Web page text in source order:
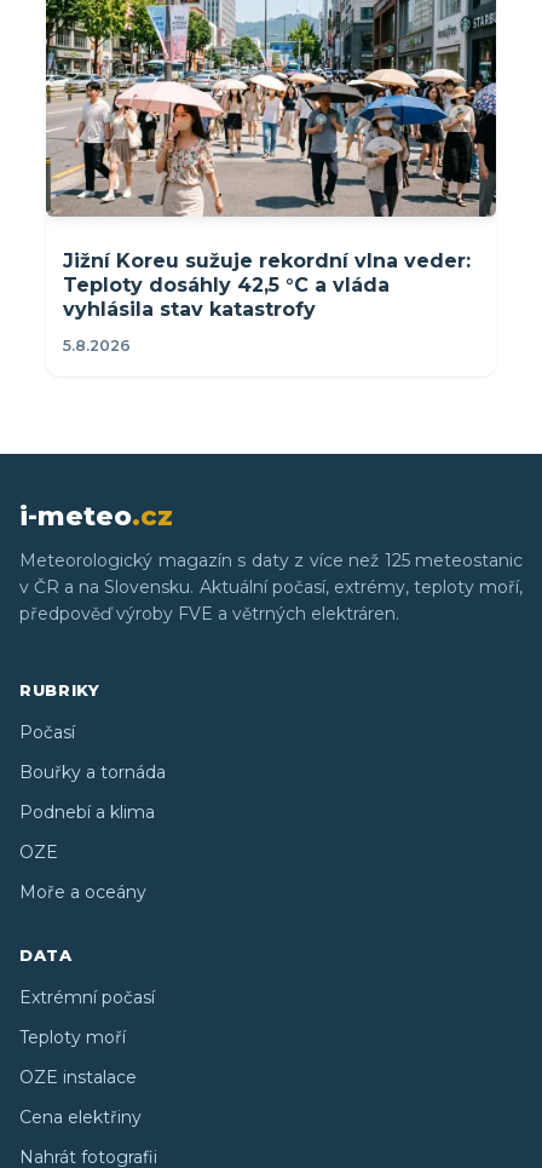
Jižní Koreu sužuje rekordní vlna veder:
Teploty dosáhly 42,5 °C a vláda
vyhlásila stav katastrofy
5.8.2026
i-meteo.cz
Meteorologický magazín s daty z více než 125 meteostanic
v ČR a na Slovensku. Aktuální počasí, extrémy, teploty moří,
předpověď výroby FVE a větrných elektráren.
RUBRIKY
Počasí
Bouřky a tornáda
Podnebí a klima
OZE
Moře a oceány
DATA
Extrémní počasí
Teploty moří
OZE instalace
Cena elektřiny
Nahrát fotografii